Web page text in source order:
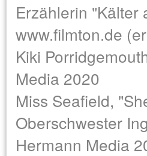
Erzählerin "Kälter
www.filmton.de
Kiki
Media 2020
Miss Seafield,
Oberschwester
Hermann Media